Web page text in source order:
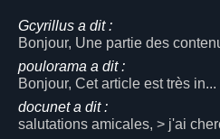
Gcyrillus a dit :
Bonjour, Une partie des
poulorama a dit :
Bonjour, Cet article est très in...
docunet a dit :
salutations amicales, > j'ai